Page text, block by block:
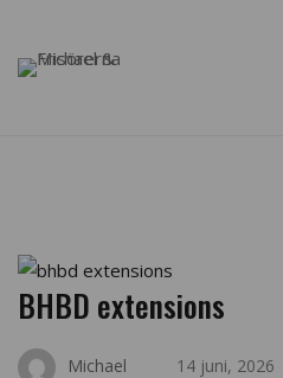
BHBD
extensions
BHBD extensions
Michael 14 juni, 2026